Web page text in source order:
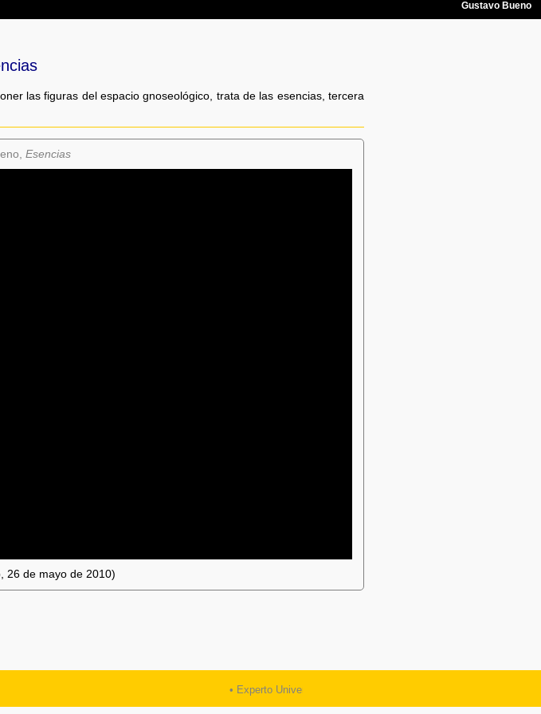
las figuras del espacio gnoseológico, trata de las esencias, tercera
Esencias
26 de mayo de 2010)